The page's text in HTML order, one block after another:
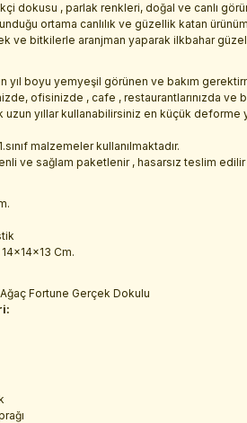
dokusu , parlak renkleri, doğal ve canlı
ortama canlılık ve güzellik katan
ve bitkilerle aranjman yaparak ilkbahar
yıl boyu yemyeşil görünen ve bakım
ofisinizde , cafe , restaurantlarınızda ve
uzun yıllar kullanabilirsiniz en küçük
malzemeler kullanılmaktadır.
ve sağlam paketlenir , hasarsız teslim edilir
Cm.
Fortune Gerçek Dokulu